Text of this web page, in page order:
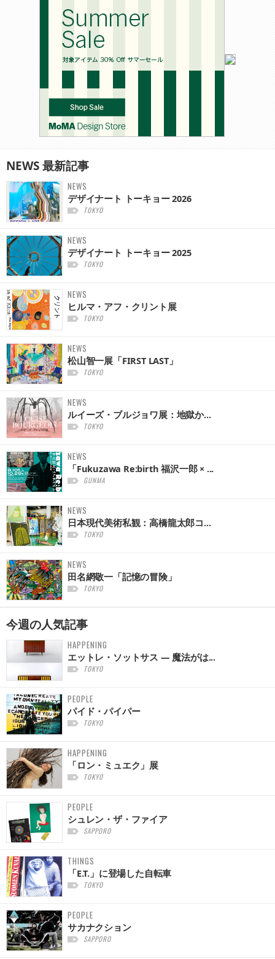
NEWS最新記事
NEWS
デザイナート トーキョー 2026
TOKYO
NEWS
デザイナート トーキョー 2025
TOKYO
NEWS
ヒルマ・アフ・クリント展
TOKYO
NEWS
松山智一展「FIRST LAST」
TOKYO
NEWS
ルイーズ・ブルジョワ展：地獄か...
TOKYO
NEWS
「Fukuzawa Re:birth 福沢一郎 × ...
GUNMA
NEWS
日本現代美術私観：高橋龍太郎コ...
TOKYO
NEWS
田名網敬一「記憶の冒険」
TOKYO
今週の人気記事
HAPPENING
エットレ・ソットサス — 魔法がは...
TOKYO
PEOPLE
パイド・パイパー
TOKYO
HAPPENING
「ロン・ミュエク」展
TOKYO
PEOPLE
シュレン・ザ・ファイア
SAPPORO
THINGS
「E.T.」に登場した自転車
TOKYO
PEOPLE
サカナクション
SAPPORO